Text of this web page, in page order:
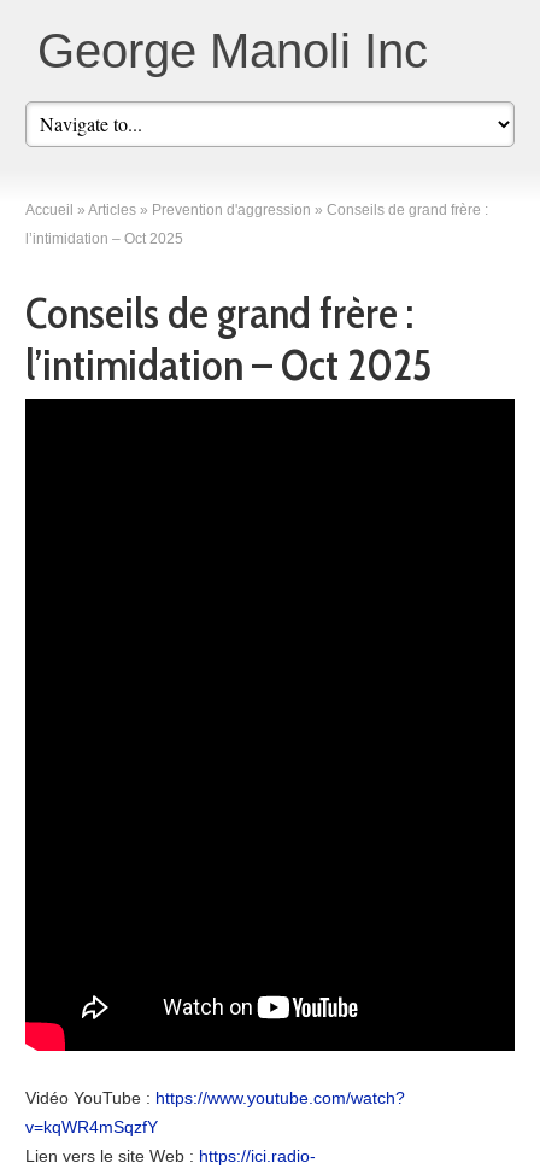
George Manoli Inc
Accueil » Articles » Prevention d'aggression » Conseils de grand frère :
l’intimidation – Oct 2025
Conseils de grand frère :
l’intimidation – Oct 2025
Vidéo YouTube : https://www.youtube.com/watch?
v=kqWR4mSqzfY
Lien vers le site Web : https://ici.radio-